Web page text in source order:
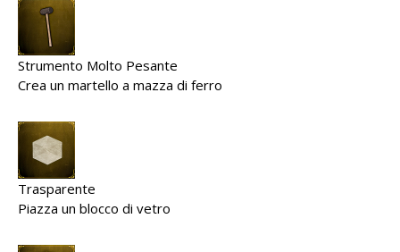
Strumento Molto Pesante
Crea un martello a mazza di ferro
Trasparente
Piazza un blocco di vetro